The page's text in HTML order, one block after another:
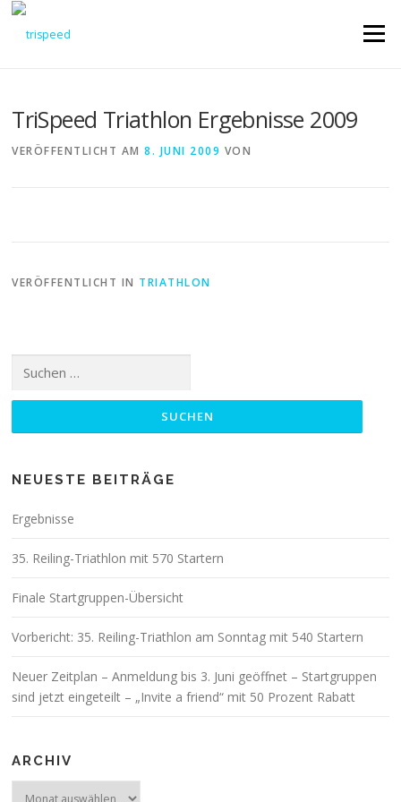
Direkt
Menü
TriSpeed Triathlon Ergebnisse 2009
VERÖFFENTLICHT AM8. JUNI 2009 VON
VERÖFFENTLICHT IN TRIATHLON
nach:
NEUESTE BEITRÄGE
Ergebnisse
35. Reiling-Triathlon mit 570 Startern
Finale Startgruppen-Übersicht
Vorbericht: 35. Reiling-Triathlon am Sonntag mit 540 Startern
Neuer Zeitplan – Anmeldung bis 3. Juni geöffnet – Startgruppen
sind jetzt eingeteilt – „Invite a friend“ mit 50 Prozent Rabatt
ARCHIV